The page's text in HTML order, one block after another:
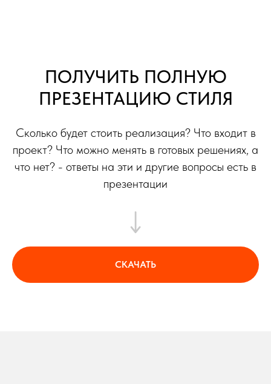
ПОЛУЧИТЬ ПОЛНУЮ
ПРЕЗЕНТАЦИЮ СТИЛЯ
Сколько будет стоить реализация? Что входит в
проект? Что можно менять в готовых решениях, а
что нет? - ответы на эти и другие вопросы есть в
презентации
СКАЧАТЬ